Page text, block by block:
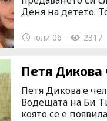
Деня на детето.
юли 06 2317
Петя Дикова е
Водещата на Би
която се е